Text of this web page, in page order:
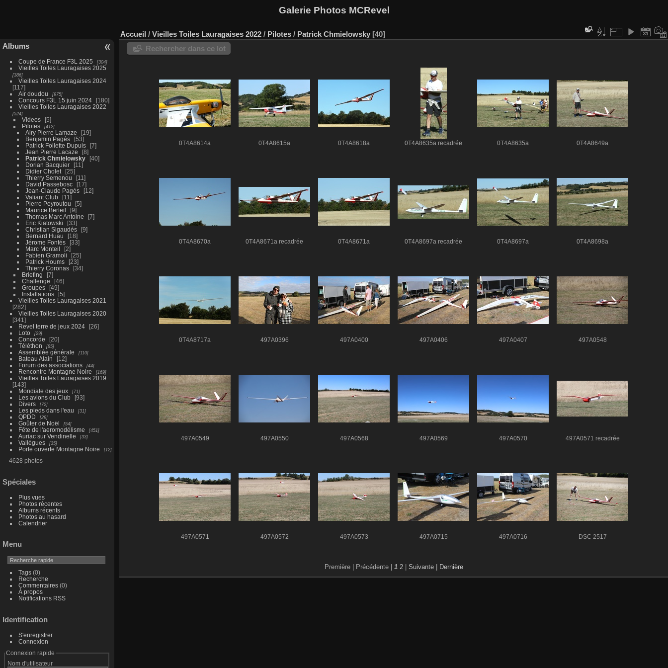
Galerie Photos MCRevel
Albums
Coupe de France F3L 2025 304
Vieilles Toiles Lauragaises 2025
386
Vieilles Toiles Lauragaises 2024
117
Air doudou
975
Concours F3L 15 juin 2024
180
Vieilles Toiles Lauragaises 2022
524
Videos
5
Pilotes
412
Airy Pierre Lamaze
19
Benjamin Pagés
53
Patrick Follette Dupuis
7
Jean Pierre Lacaze
8
Patrick Chmielowsky
40
Dorian Bacquier
11
Didier Cholet
25
Thierry Semenou
11
David Passebosc
17
Jean-Claude Pagés
12
Valiant Club
11
Pierre Peyroutou
5
Maurice Berteil
9
Thomas Marc Antoine
7
Eric Kiatowski
33
Christian Sigaudés
9
Bernard Huau
18
Jérome Fontés
33
Marc Monteil
2
Fabien Gramoli
25
Patrick Houms
23
Thierry Coronas
34
Briefing
7
Challenge
46
Groupes
49
Installations
5
Vieilles Toiles Lauragaises 2021
282
Vieilles Toiles Lauragaises 2020
341
Revel terre de jeux 2024
26
Loto
29
Concorde
20
Téléthon
85
Assemblée générale 110
Bateau Alain
12
Forum des associations
44
Rencontre Montagne Noire 169
Vieilles Toiles Lauragaises 2019
143
Mondiale des jeux
71
Les avions du Club
93
Divers
72
Les pieds dans l'eau 31
QPDD 29
Goûter de Noël 54
Fête de l'aeromodélisme 451
Auriac sur Vendinelle 33
Vallègues 35
Porte ouverte Montagne Noire 12
4628 photos
Spéciales
Plus vues
Photos récentes
Albums récents
Photos au hasard
Calendrier
Menu
Tags(0)
Recherche
Commentaires(0)
À propos
Notifications RSS
Identification
S'enregistrer
Connexion
Connexion rapide
Nom d'utilisateur
Accueil / Vieilles Toiles Lauragaises 2022 / Pilotes / Patrick Chmielowsky 40
Rechercher dans ce lot
0T4A8614a 0T4A8615a 0T4A8618a 0T4A8635a recadrée 0T4A8635a 0T4A8649a
0T4A8670a 0T4A8671a recadrée 0T4A8671a 0T4A8697a recadrée 0T4A8697a 0T4A8698a
0T4A8717a 497A0396 497A0400 497A0406 497A0407 497A0548
497A0549 497A0550 497A0568 497A0569 497A0570 497A0571 recadrée
497A0571 497A0572 497A0573 497A0715 497A0716 DSC 2517
Première | Précédente | 1 2 Suivante Dernière